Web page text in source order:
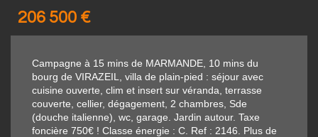
206 500 €
Campagne à 15 mins de MARMANDE, 10 mins du
bourg de VIRAZEIL, villa de plain-pied : séjour avec
cuisine ouverte, clim et insert sur véranda, terrasse
couverte, cellier, dégagement, 2 chambres, Sde
(douche italienne), wc, garage. Jardin autour. Taxe
foncière 750€ ! Classe énergie : C. Ref : 2146. Plus de